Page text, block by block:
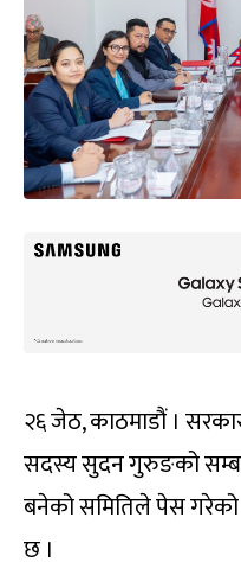
२६ जेठ, काठमाडौं ।
सदस्य सुदन गुरुङको
बनेको समितिले पेस गरेको
छ ।